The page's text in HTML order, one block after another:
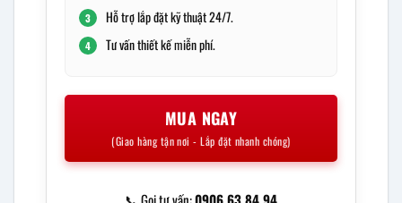
3 Hỗ trợ lắp đặt kỹ thuật 24/7.
4 Tư vấn thiết kế miễn phí.
MUA NGAY
(Giao hàng tận nơi - Lắp đặt nhanh chóng)